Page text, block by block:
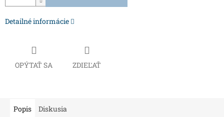
Detailné informácie
OPÝTAŤ SA ZDIEĽAŤ
Popis Diskusia